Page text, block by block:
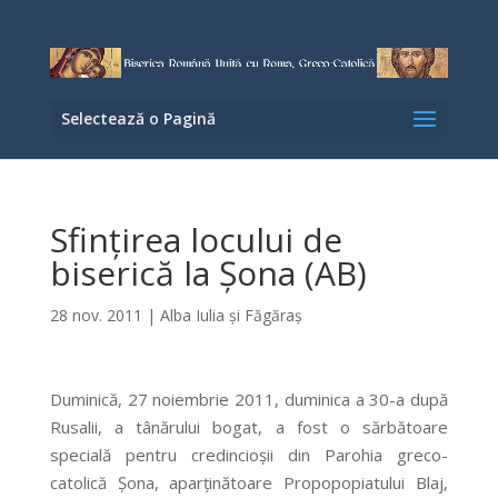
Selectează o Pagină
Sfinţirea locului de
biserică la Şona (AB)
28 nov. 2011 | Alba Iulia şi Făgăraş
Duminică, 27 noiembrie 2011, duminica a 30-a după
Rusalii, a tânărului bogat, a fost o sărbătoare
specială pentru credincioşii din Parohia greco-
catolică Şona, aparţinătoare Propopopiatului Blaj,